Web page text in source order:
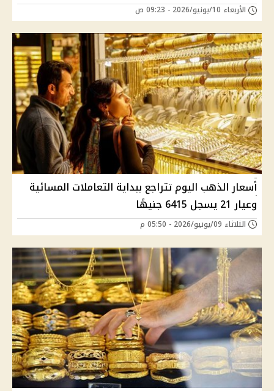
الأربعاء 10/يونيو/2026 - 09:23 ص
أسعار الذهب اليوم تتراجع ببداية التعاملات المسائية
وعيار 21 يسجل 6415 جنيهًا
الثلاثاء 09/يونيو/2026 - 05:50 م